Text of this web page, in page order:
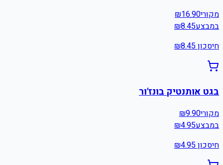
מקורי ₪16.90
במבצע
₪8.45
חיסכון ₪8.45
בגט אותנטיק בונז'ור
מקורי ₪9.90
במבצע
₪4.95
חיסכון ₪4.95